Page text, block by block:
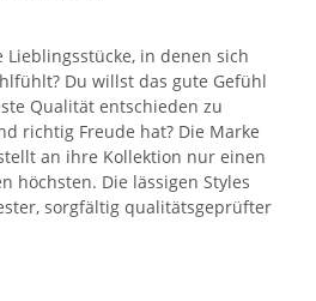
in denen sich
Du willst das gute Gefühl
Qualität entschieden zu
richtig Freude hat? Die Marke
an ihre Kollektion nur einen
höchsten. Die lässigen Styles
sorgfältig qualitätsgeprüfter